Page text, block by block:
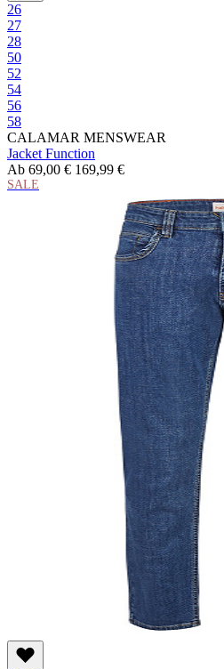
26
27
28
50
52
54
56
58
CALAMAR MENSWEAR
Jacket Function
Ab 69,00 € 169,99 €
SALE